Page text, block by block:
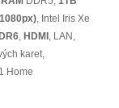
, Intel Iris Xe
, HDMI , LAN,
karet,
Home